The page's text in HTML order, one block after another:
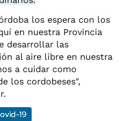
los espera con los
en nuestra Provincia
desarrollar las
al aire libre en nuestra
a cuidar como
los cordobeses",
19